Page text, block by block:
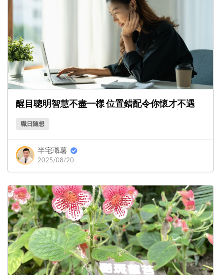
醒目聰明智慧不盡一樣 位置錯配令你懷才不遇
職日隨想
半宅職薯
2025/08/20